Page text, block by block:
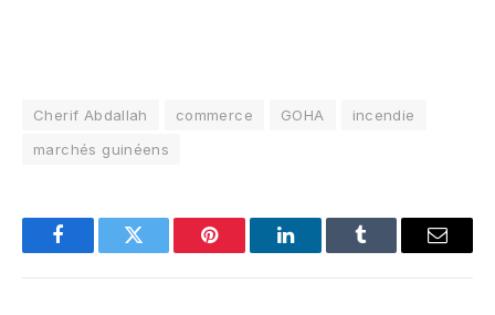
Cherif Abdallah commerce GOHA
incendie
marchés guinéens
FacebookTwitter Pinterest LinkedInTumblr Email